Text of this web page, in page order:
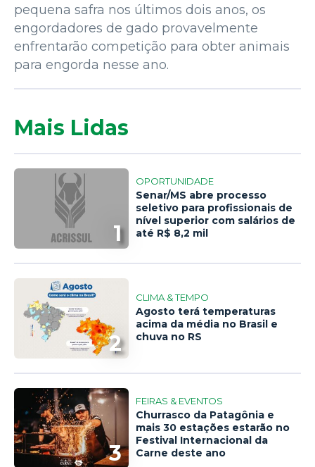
pequena safra nos últimos dois anos, os
engordadores de gado provavelmente
enfrentarão competição para obter animais
para engorda nesse ano.
Mais Lidas
1
OPORTUNIDADE
Senar/MS abre processo
seletivo para profissionais de
nível superior com salários de
até R$ 8,2 mil
2
CLIMA & TEMPO
Agosto terá temperaturas
acima da média no Brasil e
chuva no RS
3
FEIRAS & EVENTOS
Churrasco da Patagônia e
mais 30 estações estarão no
Festival Internacional da
Carne deste ano